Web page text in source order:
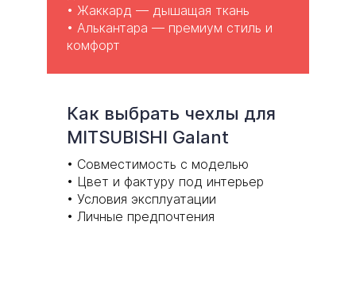
• Жаккард — дышащая ткань
• Алькантара — премиум стиль и
комфорт
Как выбрать чехлы для
MITSUBISHI Galant
• Совместимость с моделью
• Цвет и фактуру под интерьер
• Условия эксплуатации
• Личные предпочтения